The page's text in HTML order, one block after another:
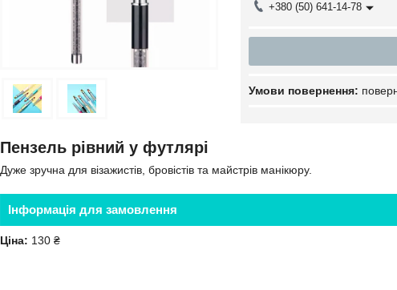
+380 (50) 641-14-78
Пензель рівний у футлярі
Дуже зручна для візажистів, бровістів та майстрів манікюру.
Інформація для замовлення
Ціна: 130 ₴